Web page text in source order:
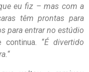
eu fiz – mas com a
têm prontas para
para entrar no estúdio
continua. “É divertido
“